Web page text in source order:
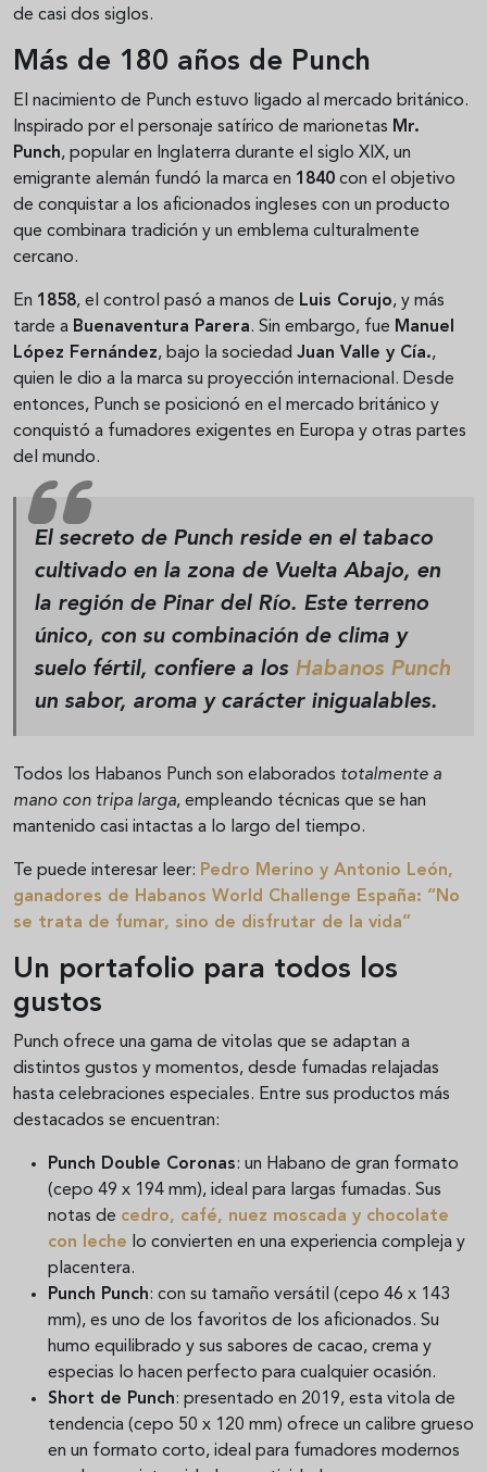
de casi dos siglos.
Más de 180 años de Punch
El nacimiento de Punch estuvo ligado al mercado británico.
Inspirado por el personaje satírico de marionetas Mr.
Punch, popular en Inglaterra durante el siglo XIX, un
emigrante alemán fundó la marca en 1840 con el objetivo
de conquistar a los aficionados ingleses con un producto
que combinara tradición y un emblema culturalmente
cercano.
En 1858, el control pasó a manos de Luis Corujo, y más
tarde a Buenaventura Parera. Sin embargo, fue Manuel
López Fernández, bajo la sociedad Juan Valle y Cía.,
quien le dio a la marca su proyección internacional. Desde
entonces, Punch se posicionó en el mercado británico y
conquistó a fumadores exigentes en Europa y otras partes
del mundo.
El secreto de Punch reside en el tabaco
cultivado en la zona de Vuelta Abajo, en
la región de Pinar del Río. Este terreno
único, con su combinación de clima y
suelo fértil, confiere a los Habanos Punch
un sabor, aroma y carácter inigualables.
Todos los Habanos Punch son elaborados totalmente a
mano con tripa larga, empleando técnicas que se han
mantenido casi intactas a lo largo del tiempo.
Te puede interesar leer: Pedro Merino y Antonio León,
ganadores de Habanos World Challenge España: “No
se trata de fumar, sino de disfrutar de la vida”
Un portafolio para todos los
gustos
Punch ofrece una gama de vitolas que se adaptan a
distintos gustos y momentos, desde fumadas relajadas
hasta celebraciones especiales. Entre sus productos más
destacados se encuentran:
Punch Double Coronas: un Habano de gran formato
(cepo 49 x 194 mm), ideal para largas fumadas. Sus
notas de cedro, café, nuez moscada y chocolate
con leche lo convierten en una experiencia compleja y
placentera.
Punch Punch: con su tamaño versátil (cepo 46 x 143
mm), es uno de los favoritos de los aficionados. Su
humo equilibrado y sus sabores de cacao, crema y
especias lo hacen perfecto para cualquier ocasión.
Short de Punch: presentado en 2019, esta vitola de
tendencia (cepo 50 x 120 mm) ofrece un calibre grueso
en un formato corto, ideal para fumadores modernos